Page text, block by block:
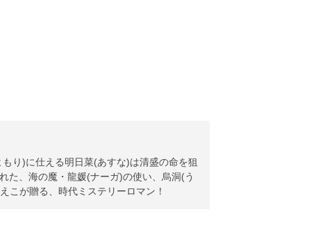
り)に仕える明日菜(あすな)は清盛の命を狙
た、海の魔・龍媛(ナーガ)の使い、烏洞(う
こが贈る、時代ミステリーロマン！